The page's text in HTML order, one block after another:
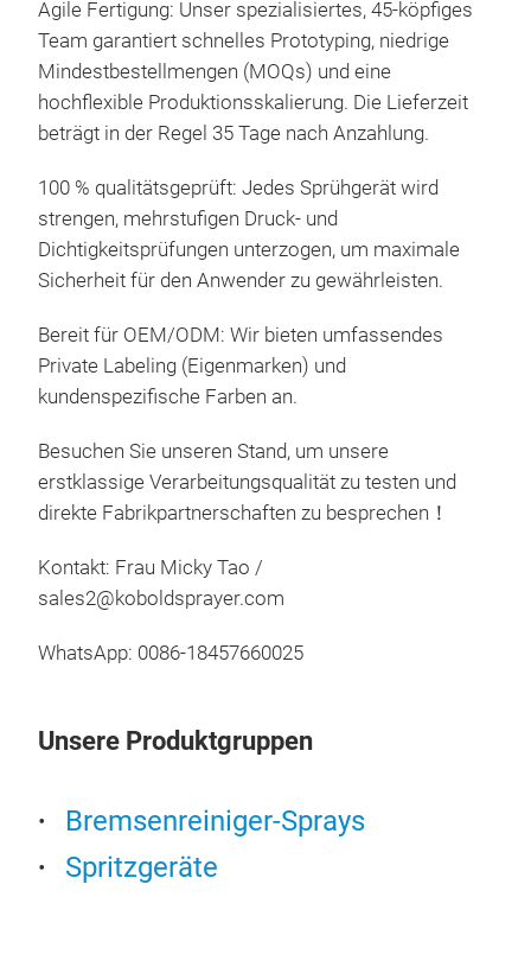
Agile Fertigung: Unser spezialisiertes, 45-köpfiges
Team garantiert schnelles Prototyping, niedrige
Mindestbestellmengen (MOQs) und eine
hochflexible Produktionsskalierung. Die Lieferzeit
beträgt in der Regel 35 Tage nach Anzahlung.
100 % qualitätsgeprüft: Jedes Sprühgerät wird
strengen, mehrstufigen Druck- und
Dichtigkeitsprüfungen unterzogen, um maximale
Sicherheit für den Anwender zu gewährleisten.
Bereit für OEM/ODM: Wir bieten umfassendes
Private Labeling (Eigenmarken) und
kundenspezifische Farben an.
Besuchen Sie unseren Stand, um unsere
erstklassige Verarbeitungsqualität zu testen und
direkte Fabrikpartnerschaften zu besprechen！
Kontakt: Frau Micky Tao /
sales2@koboldsprayer.com
WhatsApp: 0086-18457660025
Unsere Produktgruppen
Bremsenreiniger-Sprays
Spritzgeräte